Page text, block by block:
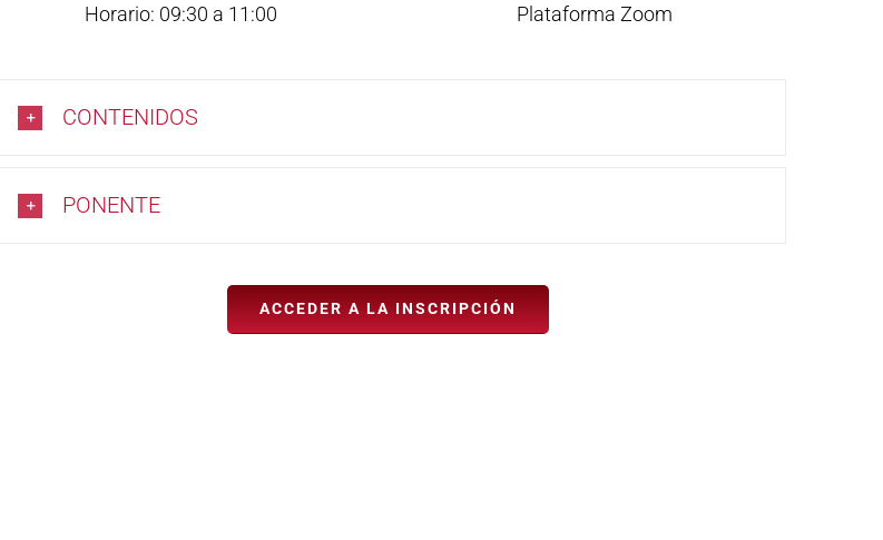
Horario: 09:30 a 11:00 Plataforma Zoom
CONTENIDOS
PONENTE
ACCEDER A LA INSCRIPCIÓN